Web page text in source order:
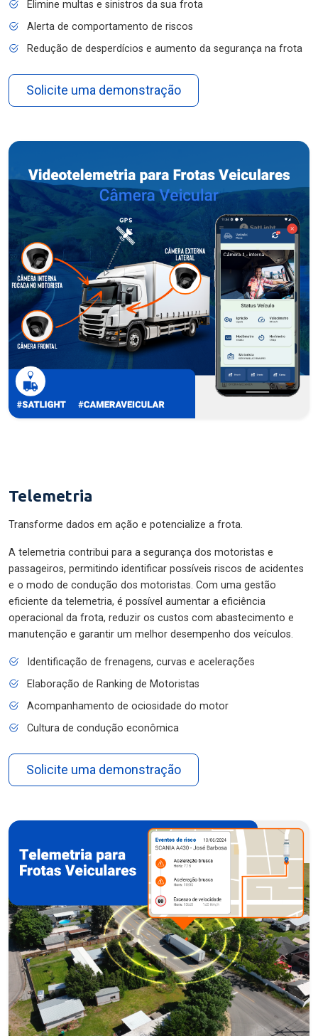
Elimine multas e sinistros da sua frota
Alerta de comportamento de riscos
Redução de desperdícios e aumento da segurança na frota
Solicite uma demonstração
Telemetria
Transforme dados em ação e potencialize a frota.
A telemetria contribui para a segurança dos motoristas e
passageiros, permitindo identificar possíveis riscos de acidentes
e o modo de condução dos motoristas. Com uma gestão
eficiente da telemetria, é possível aumentar a eficiência
operacional da frota, reduzir os custos com abastecimento e
manutenção e garantir um melhor desempenho dos veículos.
Identificação de frenagens, curvas e acelerações
Elaboração de Ranking de Motoristas
Acompanhamento de ociosidade do motor
Cultura de condução econômica
Solicite uma demonstração